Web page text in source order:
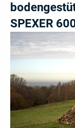
SPEXER